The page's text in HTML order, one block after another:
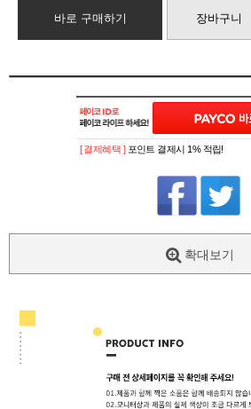
바로 구매하기 장바구니
[ 결제혜택 ] 포인트 결제시 1% 적립!
확대보기